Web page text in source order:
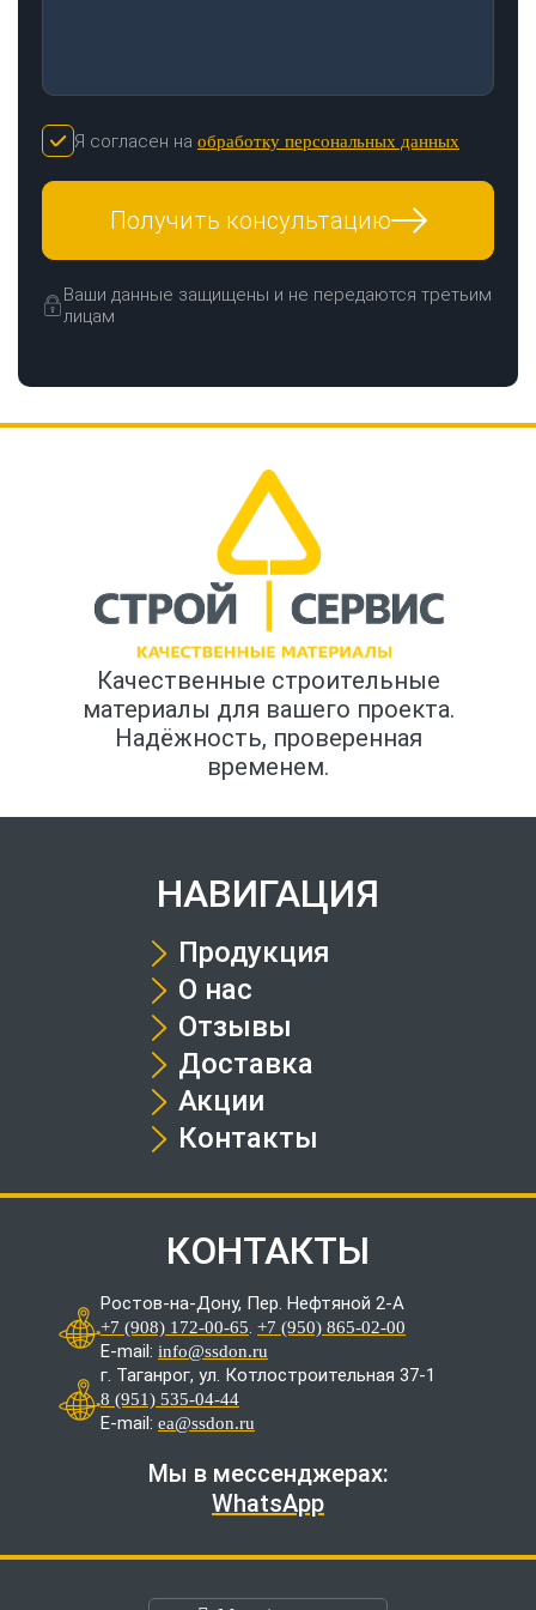
Я согласен на обработку персональных данных
Получить консультацию
Ваши данные защищены и не передаются третьим
лицам
Качественные строительные
материалы для вашего проекта.
Надёжность, проверенная
временем.
НАВИГАЦИЯ
Продукция
О нас
Отзывы
Доставка
Акции
Контакты
КОНТАКТЫ
Ростов-на-Дону, Пер. Нефтяной 2-А
+7 (908) 172-00-65. +7 (950) 865-02-00
E-mail: info@ssdon.ru
г. Таганрог, ул. Котлостроительная 37-1
8 (951) 535-04-44
E-mail: ea@ssdon.ru
Мы в мессенджерах:
WhatsApp